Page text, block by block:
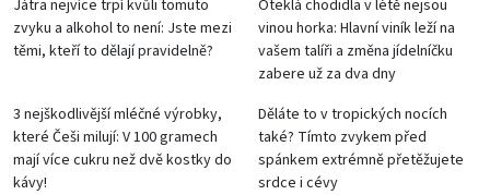
Játra nejvíce trpí kvůli tomuto
zvyku a alkohol to není: Jste mezi
těmi, kteří to dělají pravidelně?
Oteklá chodidla v létě nejsou
vinou horka: Hlavní viník leží na
vašem talíři a změna jídelníčku
zabere už za dva dny
3 nejškodlivější mléčné výrobky,
které Češi milují: V 100 gramech
mají více cukru než dvě kostky do
kávy!
Děláte to v tropických nocích
také? Tímto zvykem před
spánkem extrémně přetěžujete
srdce i cévy